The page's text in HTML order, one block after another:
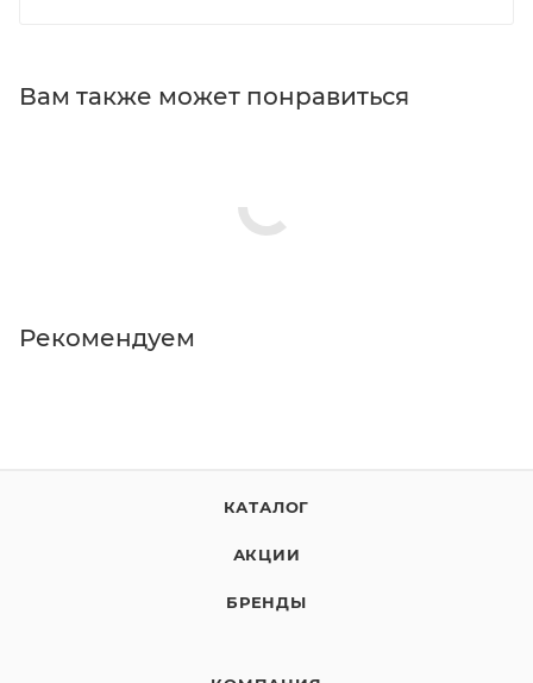
Вам также может понравиться
Рекомендуем
КАТАЛОГ
АКЦИИ
БРЕНДЫ